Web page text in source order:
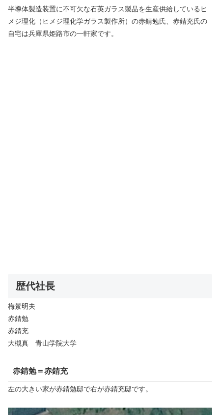
半導体製造装置に不可欠な石英ガラス製品を生産供給しているヒ
メジ理化（ヒメジ理化学ガラス製作所）の赤錆勉氏、赤錆充氏の
自宅は兵庫県姫路市の一軒家です。
歴代社長
梅景明夫
赤錆勉
赤錆充
大槻真 青山学院大学
赤錆勉＝赤錆充
左の大きい家が赤錆勉邸で右が赤錆充邸です。